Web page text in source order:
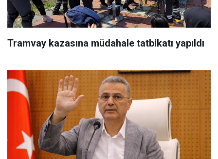
Tramvay kazasına müdahale tatbikatı yapıldı